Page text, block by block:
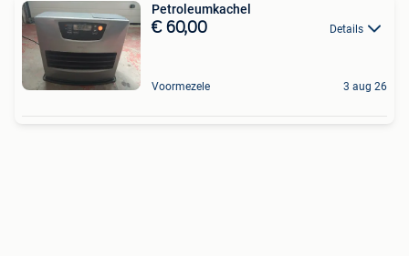
Petroleumkachel
€ 60,00 Details
Voormezele 3 aug 26